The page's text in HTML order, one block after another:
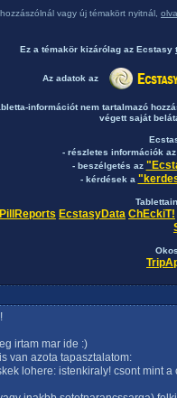
vagy új témakört nyitnál,
Ez a témakör kizárólag az Ecstasy
Az adatok az
információt nem tartalmazó
végett saját
- részletes információk
- beszélgetés az
- kérdések a
PillReports EcstasyData ChEckiT!
irtam mar ide :)
van azota tapasztalatom:
lohere: istenkiraly! csont mint